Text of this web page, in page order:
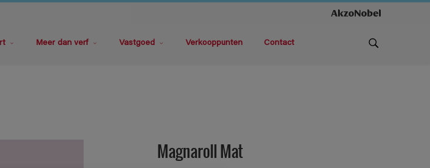
Meer dan verf Vastgoed Verkooppunten Contact
Magnaroll Mat